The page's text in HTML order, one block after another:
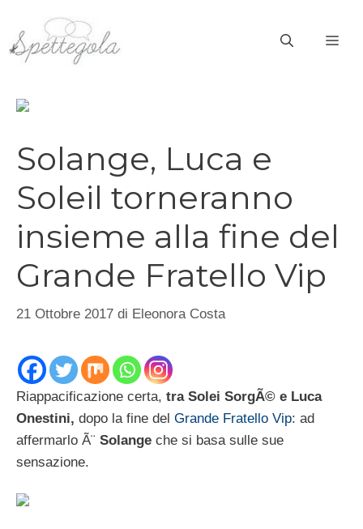
contenuto
Solange, Luca e
Soleil torneranno
insieme alla fine del
Grande Fratello Vip
21 Ottobre 2017 di Eleonora Costa
Riappacificazione certa, tra Solei SorgÃ© e Luca
Onestini, dopo la fine del Grande Fratello Vip: ad
affermarlo Ã¨ Solange che si basa sulle sue
sensazione.